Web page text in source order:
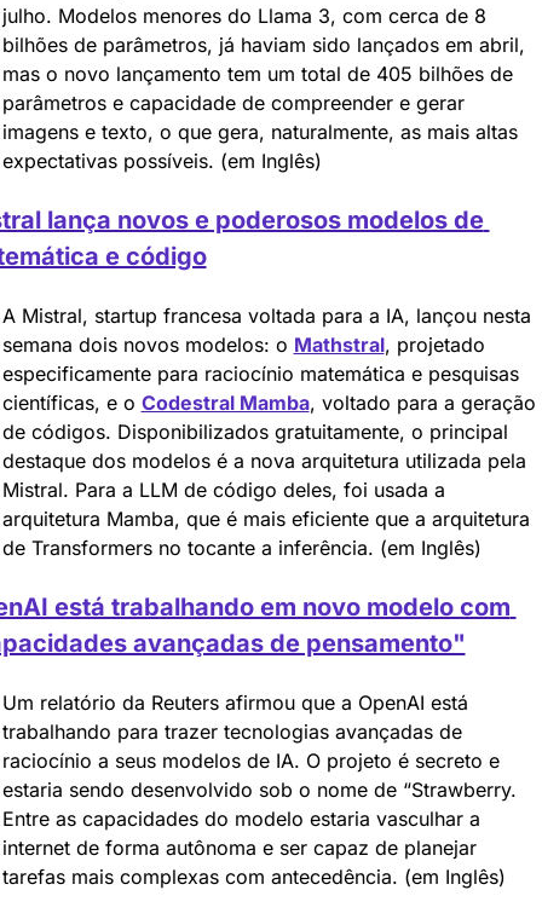
julho. Modelos menores do Llama 3, com cerca de 8
bilhões de parâmetros, já haviam sido lançados em abril,
mas o novo lançamento tem um total de 405 bilhões de
parâmetros e capacidade de compreender e gerar
imagens e texto, o que gera, naturalmente, as mais altas
expectativas possíveis. (em Inglês)
lança novos e poderosos modelos de
e código
A Mistral, startup francesa voltada para a IA, lançou nesta
semana dois novos modelos: o Mathstral, projetado
especificamente para raciocínio matemática e pesquisas
científicas, e o Codestral Mamba, voltado para a geração
de códigos. Disponibilizados gratuitamente, o principal
destaque dos modelos é a nova arquitetura utilizada pela
Mistral. Para a LLM de código deles, foi usada a
arquitetura Mamba, que é mais eficiente que a arquitetura
de Transformers no tocante a inferência. (em Inglês)
está trabalhando em novo modelo com
avançadas de pensamento"
Um relatório da Reuters afirmou que a OpenAI está
trabalhando para trazer tecnologias avançadas de
raciocínio a seus modelos de IA. O projeto é secreto e
estaria sendo desenvolvido sob o nome de “Strawberry.
Entre as capacidades do modelo estaria vasculhar a
internet de forma autônoma e ser capaz de planejar
tarefas mais complexas com antecedência. (em Inglês)